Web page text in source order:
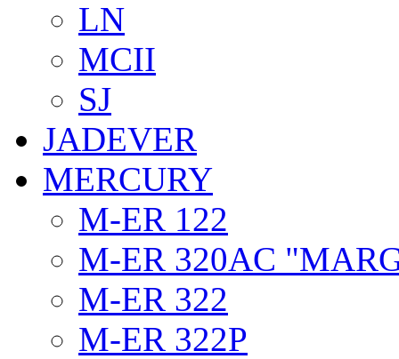
LN
MCII
SJ
JADEVER
MERCURY
M-ER 122
M-ER 320AC
M-ER 322
M-ER 322P